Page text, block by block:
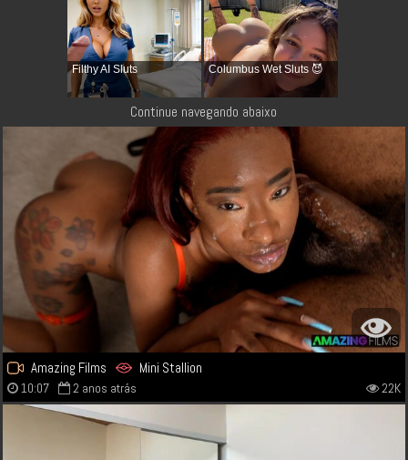
Filthy AI Sluts Columbus Wet Sluts 😈
Continue navegando abaixo
Amazing Films Mini Stallion
10:07 2 anos atrás 22K